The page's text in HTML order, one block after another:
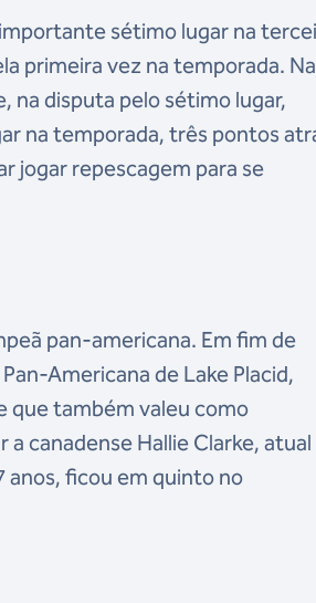
sétimo lugar na
primeira vez na temporada. Na
na disputa pelo sétimo lugar,
na temporada, três pontos
jogar repescagem para se
pan-americana. Em fim de
Americana de Lake Placid,
que também valeu como
canadense Hallie Clarke, atual
anos, ficou em quinto no